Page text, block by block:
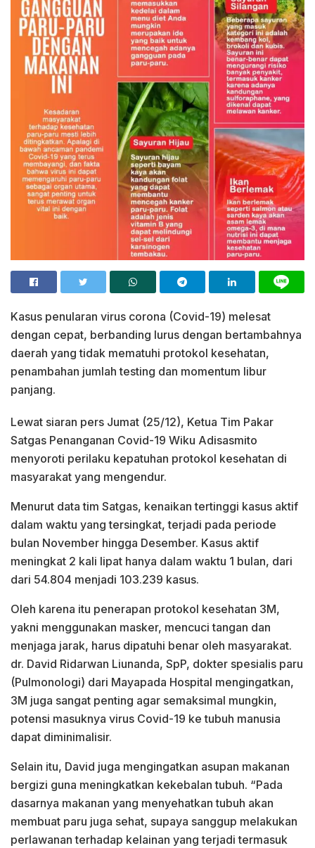
Kasus penularan virus corona (Covid-19) melesat
dengan cepat, berbanding lurus dengan bertambahnya
daerah yang tidak mematuhi protokol kesehatan,
penambahan jumlah testing dan momentum libur
panjang.
Lewat siaran pers Jumat (25/12), Ketua Tim Pakar
Satgas Penanganan Covid-19 Wiku Adisasmito
menyoroti perilaku kepatuhan protokol kesehatan di
masyarakat yang mengendur.
Menurut data tim Satgas, kenaikan tertinggi kasus aktif
dalam waktu yang tersingkat, terjadi pada periode
bulan November hingga Desember. Kasus aktif
meningkat 2 kali lipat hanya dalam waktu 1 bulan, dari
dari 54.804 menjadi 103.239 kasus.
Oleh karena itu penerapan protokol kesehatan 3M,
yakni menggunakan masker, mencuci tangan dan
menjaga jarak, harus dipatuhi benar oleh masyarakat.
dr. David Ridarwan Liunanda, SpP, dokter spesialis paru
(Pulmonologi) dari Mayapada Hospital mengingatkan,
3M juga sangat penting agar semaksimal mungkin,
potensi masuknya virus Covid-19 ke tubuh manusia
dapat diminimalisir.
Selain itu, David juga mengingatkan asupan makanan
bergizi guna meningkatkan kekebalan tubuh. “Pada
dasarnya makanan yang menyehatkan tubuh akan
membuat paru juga sehat, supaya sanggup melakukan
perlawanan terhadap kelainan yang terjadi termasuk